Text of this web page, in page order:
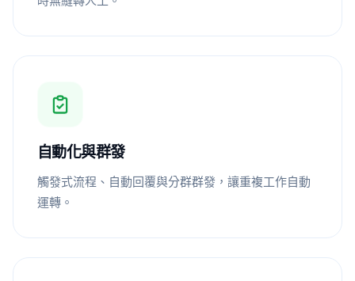
自動化與群發
觸發式流程、自動回覆與分群群發，讓重複工作自動
運轉。